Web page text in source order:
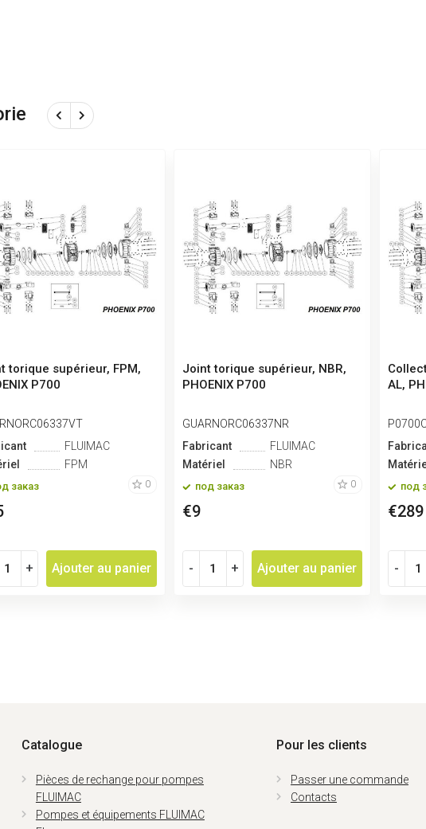
torique supérieur, FPM,
P700
FLUIMAC
FPM
заказ 0
+ Ajouter au panier
Joint torique supérieur, NBR,
PHOENIX P700
GUARNORC06337NR
Fabricant
FLUIMAC
Matériel
NBR
под заказ 0
€9
- + Ajouter au panier
AL,
под
€289
-
Catalogue
Pièces de rechange pour pompes
FLUIMAC
Pompes et équipements FLUIMAC
Pour les clients
Passer une commande
Contacts